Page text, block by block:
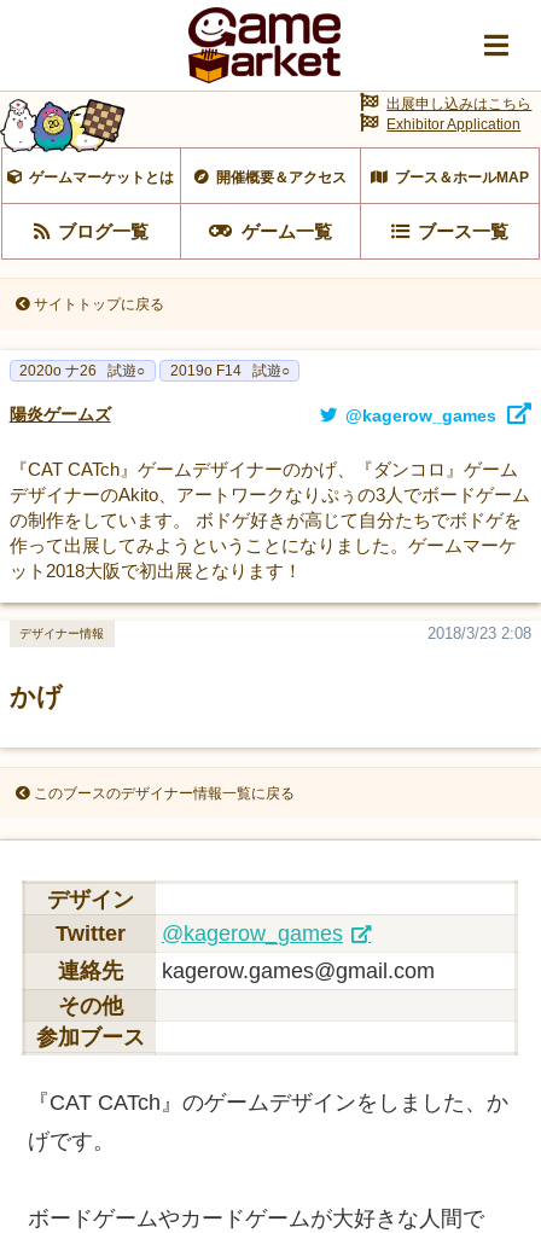
ゲームマーケットとは 開催概要＆アクセス ブース＆ホールMAP
ブログ一覧 ゲーム一覧 ブース一覧
出展申し込みはこちら
Exhibitor Application
サイトトップに戻る
2020o ナ26 試遊○ 2019o F14 試遊○
陽炎ゲームズ @kagerow_games
『CAT CATch』ゲームデザイナーのかげ、『ダンコロ』ゲーム
デザイナーのAkito、アートワークなりぷぅの3人でボードゲーム
の制作をしています。 ボドゲ好きが高じて自分たちでボドゲを
作って出展してみようということになりました。ゲームマーケ
ット2018大阪で初出展となります！
かげ
2018/3/23 2:08
デザイナー情報
このブースのデザイナー情報一覧に戻る
デザイン
Twitter
@kagerow_games
連絡先
kagerow.games@gmail.com
その他
参加ブース
『CAT CATch』のゲームデザインをしました、か
げです。
ボードゲームやカードゲームが大好きな人間で